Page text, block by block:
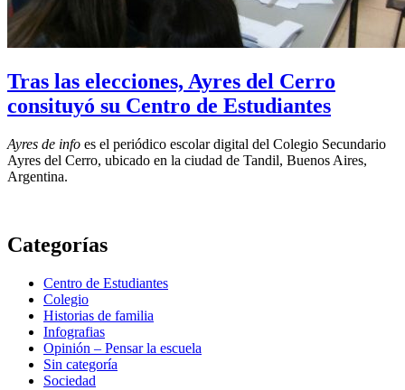
Tras las elecciones, Ayres del Cerro
consituyó su Centro de Estudiantes
Ayres de info es el periódico escolar digital del Colegio Secundario
Ayres del Cerro, ubicado en la ciudad de Tandil, Buenos Aires,
Argentina.
Categorías
Centro de Estudiantes
Colegio
Historias de familia
Infografias
Opinión – Pensar la escuela
Sin categoría
Sociedad